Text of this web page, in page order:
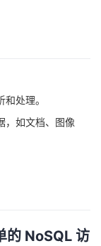
处理。
，如文档、图像
的 NoSQL 访